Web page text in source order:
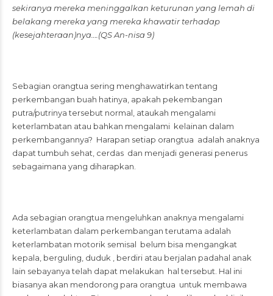
sekiranya mereka meninggalkan keturunan yang lemah di
belakang mereka yang mereka khawatir terhadap
(kesejahteraan)nya….(QS An-nisa 9)
Sebagian orangtua sering menghawatirkan tentang
perkembangan buah hatinya, apakah pekembangan
putra/putrinya tersebut normal, ataukah mengalami
keterlambatan atau bahkan mengalami kelainan dalam
perkembangannya? Harapan setiap orangtua adalah anaknya
dapat tumbuh sehat, cerdas dan menjadi generasi penerus
sebagaimana yang diharapkan.
Ada sebagian orangtua mengeluhkan anaknya mengalami
keterlambatan dalam perkembangan terutama adalah
keterlambatan motorik semisal belum bisa mengangkat
kepala, berguling, duduk , berdiri atau berjalan padahal anak
lain sebayanya telah dapat melakukan hal tersebut. Hal ini
biasanya akan mendorong para orangtua untuk membawa